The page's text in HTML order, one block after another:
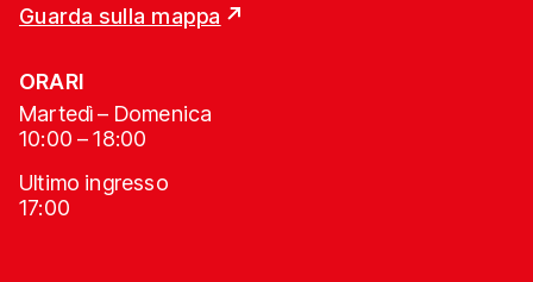
Guarda sulla mappa
ORARI
Martedì – Domenica
10:00 – 18:00
Ultimo ingresso
17:00